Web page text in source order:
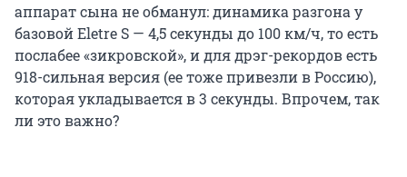
аппарат сына не обманул: динамика разгона у
базовой Eletre S — 4,5 секунды до 100 км/ч, то есть
послабее «зикровской», и для дрэг-рекордов есть
918-сильная версия (ее тоже привезли в Россию),
которая укладывается в 3 секунды. Впрочем, так
ли это важно?